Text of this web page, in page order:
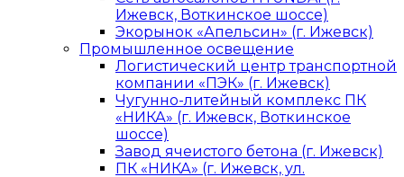
Ижевск, Воткинское шоссе)
Экорынок «Апельсин» (г. Ижевск)
Промышленное освещение
Логистический центр транспортной
компании «ПЭК» (г. Ижевск)
Чугунно-литейный комплекс ПК
«НИКА» (г. Ижевск, Воткинское
шоссе)
Завод ячеистого бетона (г. Ижевск)
ПК «НИКА» (г. Ижевск, ул.